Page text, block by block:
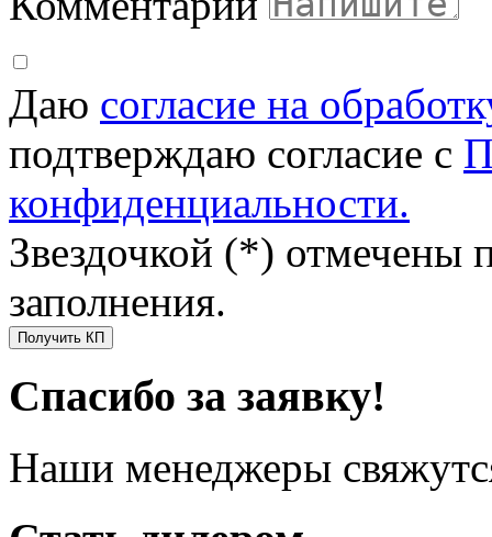
Даю согласие на
подтверждаю согласие с
конфиденциальности.
Звездочкой (*) отмечены
заполнения.
Получить КП
Спасибо за заявку!
Наши менеджеры